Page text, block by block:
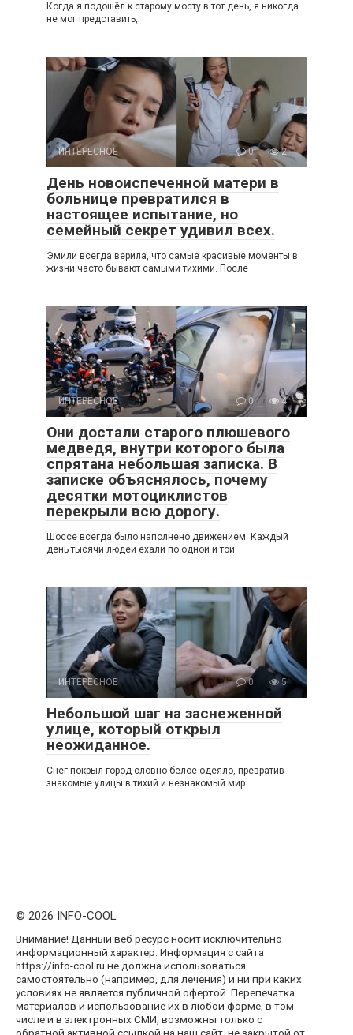
Когда я подошёл к старому мосту в тот день, я никогда
не мог представить,
ИНТЕРЕСНОЕ 0 2
День новоиспеченной матери в
больнице превратился в
настоящее испытание, но
семейный секрет удивил всех.
Эмили всегда верила, что самые красивые моменты в
жизни часто бывают самыми тихими. После
ИНТЕРЕСНОЕ 0 4
Они достали старого плюшевого
медведя, внутри которого была
спрятана небольшая записка. В
записке объяснялось, почему
десятки мотоциклистов
перекрыли всю дорогу.
Шоссе всегда было наполнено движением. Каждый
день тысячи людей ехали по одной и той
ИНТЕРЕСНОЕ 0 5
Небольшой шаг на заснеженной
улице, который открыл
неожиданное.
Снег покрыл город словно белое одеяло, превратив
знакомые улицы в тихий и незнакомый мир.
© 2026 INFO-COOL
Внимание! Данный веб ресурс носит исключительно
информационный характер. Информация с сайта
https://info-cool.ru не должна использоваться
самостоятельно (например, для лечения) и ни при каких
условиях не является публичной офертой. Перепечатка
материалов и использование их в любой форме, в том
числе и в электронных СМИ, возможны только с